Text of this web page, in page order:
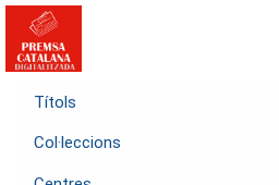
Títols
Col·leccions